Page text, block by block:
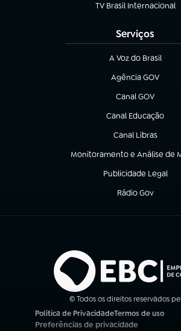
TV Brasil Internacional
(abre em nova aba)
Serviços
A Voz do Brasil
(abre em nova aba)
Agência GOV
(abre em nova aba)
Canal GOV
(abre em nova aba)
Canal Educação
(abre em nova aba)
Canal Libras
(abre em nova aba)
Monitoramento e Análise de
(abre em nova aba)
Publicidade Legal
(abre em nova aba)
Rádio Gov
(abre em nova aba)
© Todos os direitos reservados
Política de Privacidade
(abre em nova aba)
Termos de uso
(abre em nova aba)
Preferências de privacidade